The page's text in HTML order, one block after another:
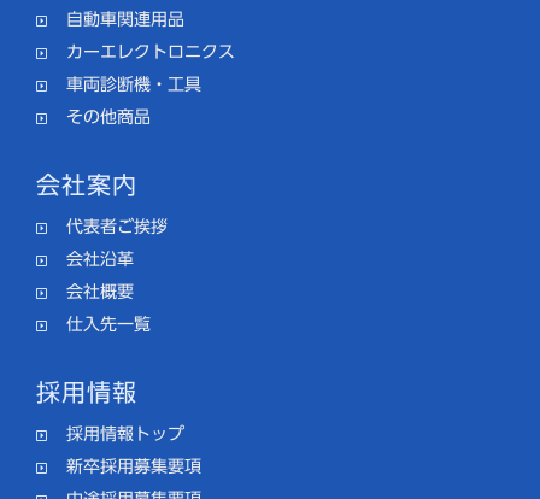
自動車関連用品
カーエレクトロニクス
車両診断機・工具
その他商品
会社案内
代表者ご挨拶
会社沿革
会社概要
仕入先一覧
採用情報
採用情報トップ
新卒採用募集要項